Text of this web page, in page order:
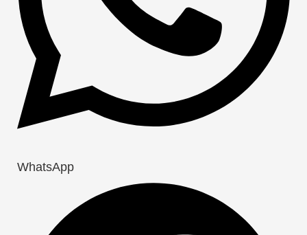
WhatsApp